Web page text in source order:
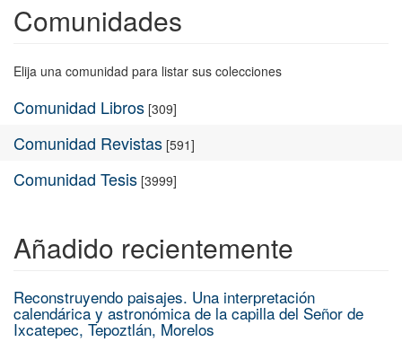
Comunidades
Elija una comunidad para listar sus colecciones
Comunidad Libros [309]
Comunidad Revistas [591]
Comunidad Tesis [3999]
Añadido recientemente
Reconstruyendo paisajes. Una interpretación
calendárica y astronómica de la capilla del Señor de
Ixcatepec, Tepoztlán, Morelos